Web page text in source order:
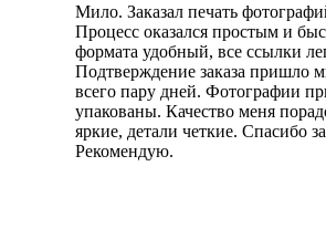
Мило. Заказал печать
Процесс оказался простым и
формата удобный, все ссылки
Подтверждение заказа пришло
всего пару дней. Фотографии
упакованы. Качество меня
яркие, детали четкие. Спасибо
Рекомендую.